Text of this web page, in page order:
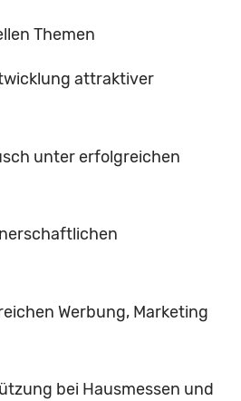
Themen
attraktiver
unter erfolgreichen
Werbung, Marketing
bei Hausmessen und